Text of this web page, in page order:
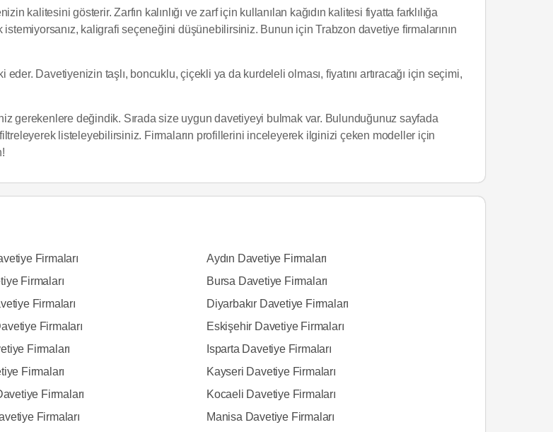
kalitesini gösterir. Zarfın kalınlığı ve zarf için kullanılan kağıdın kalitesi fiyatta farklılığa
kaligrafi seçeneğini düşünebilirsiniz. Bunun için Trabzon davetiye firmalarının
Davetiyenizin taşlı, boncuklu, çiçekli ya da kurdeleli olması, fiyatını artıracağı için seçimi,
gerekenlere değindik. Sırada size uygun davetiyeyi bulmak var. Bulunduğunuz sayfada
listeleyebilirsiniz. Firmaların profillerini inceleyerek ilginizi çeken modeller için
Firmaları
Aydın Davetiye Firmaları
Firmaları
Bursa Davetiye Firmaları
Firmaları
Diyarbakır Davetiye Firmaları
Firmaları
Eskişehir Davetiye Firmaları
Firmaları
Isparta Davetiye Firmaları
Firmaları
Kayseri Davetiye Firmaları
Firmaları
Kocaeli Davetiye Firmaları
Firmaları
Manisa Davetiye Firmaları